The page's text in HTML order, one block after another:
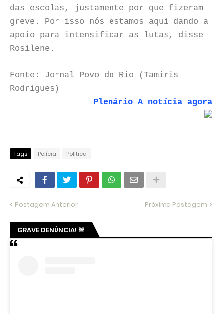
das escolas, justamente por que fizeram
greve. Por isso nós estamos aqui dando a
apoio para intensificar as lutas, disse
Rosilene.
Fonte: Jornal Povo do Rio (Tamiris
Rodrigues)
Plenário A notícia agora
Tags Polícia Política
Postagem Anterior Próxima Postagem
GRAVE DENÚNCIA! 🚨